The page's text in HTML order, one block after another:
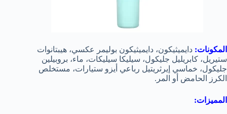
المكونات: دايميثيكون، دايميثيكون بوليمر عكسي، هيبتانوات
ستيريل، كابريليل جليكول، سيليكا سيليكات، ماء، بروبيلين
جليكول، خماسي إيرثريتيل رباعي أيزو ستيارات، مستخلص
الكرز الحامض أو المر.
المميزات: